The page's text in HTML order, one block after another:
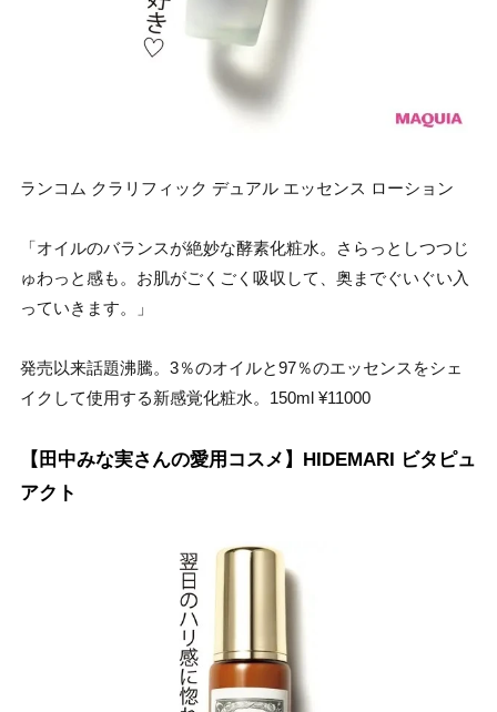
ランコム クラリフィック デュアル エッセンス ローション
「オイルのバランスが絶妙な酵素化粧水。さらっとしつつじ
ゅわっと感も。お肌がごくごく吸収して、奥までぐいぐい入
っていきます。」
発売以来話題沸騰。3％のオイルと97％のエッセンスをシェ
イクして使用する新感覚化粧水。150ml ¥11000
【田中みな実さんの愛用コスメ】HIDEMARI ビタピュ
アクト